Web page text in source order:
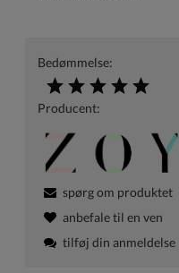
Bedømmelse:
Producent:
spørg om produktet
anbefale til en ven
tilføj din anmeldelse